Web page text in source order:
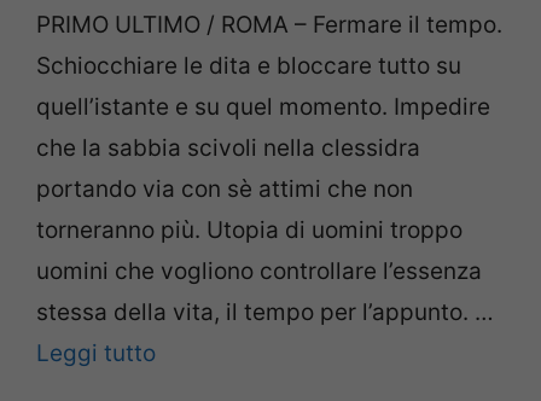
PRIMO ULTIMO / ROMA – Fermare il tempo.
Schiocchiare le dita e bloccare tutto su
quell’istante e su quel momento. Impedire
che la sabbia scivoli nella clessidra
portando via con sè attimi che non
torneranno più. Utopia di uomini troppo
uomini che vogliono controllare l’essenza
stessa della vita, il tempo per l’appunto. …
Leggi tutto